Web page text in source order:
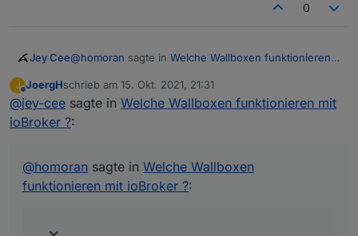
0
Jey Cee@homoran sagte in Welche Wallboxen funktionieren
Auch ich brauche unterwegs bei Aldi an der
Das hab ich noch nicht ganz verstanden, an den
an anderen nicht. Warum nicht einfach immer ein
festes?
J
Offline
JoergHschrieb am 15. Okt. 2021, 21:31
zuletzt editiert von
@jey-cee sagte in Welche Wallboxen funktionieren mit
ioBroker ?:
@homoran sagte in Welche Wallboxen
funktionieren mit ioBroker ?: